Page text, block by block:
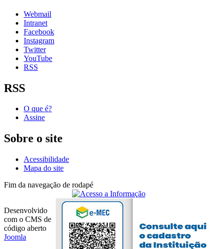
Webmail
Intranet
Facebook
Instagram
Twitter
YouTube
RSS
RSS
O que é?
Assine
Sobre o site
Acessibilidade
Mapa do site
Fim da navegação de rodapé
Desenvolvido
com o CMS de
código aberto
Joomla